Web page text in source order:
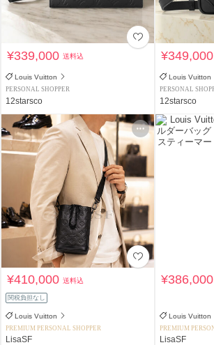
¥339,000送料込
Louis Vuitton
PERSONAL SHOPPER
12starsco
Louis Vuitton
PERSONAL
12starsco
¥410,000送料込
関税負担なし
Louis Vuitton
PREMIUM PERSONAL SHOPPER
LisaSF
Louis Vuitton
PREMIUM
LisaSF